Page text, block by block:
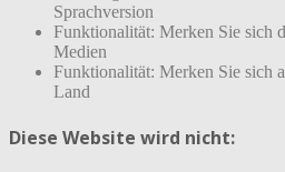
Sprachversion
Funktionalität: Merken Sie sich
Medien
Funktionalität: Merken Sie sich
Land
Diese Website wird nicht: